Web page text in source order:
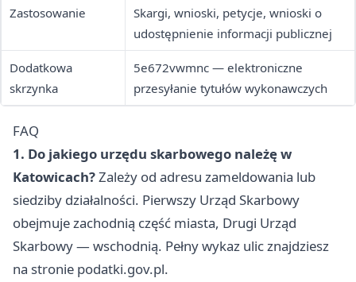
Zastosowanie
Skargi, wnioski, petycje, wnioski o
udostępnienie informacji publicznej
Dodatkowa
skrzynka
5e672vwmnc — elektroniczne
przesyłanie tytułów wykonawczych
FAQ
1. Do jakiego urzędu skarbowego należę w
Katowicach?Zależy od adresu zameldowania lub
siedziby działalności. Pierwszy Urząd Skarbowy
obejmuje zachodnią część miasta, Drugi Urząd
Skarbowy — wschodnią. Pełny wykaz ulic znajdziesz
na stronie podatki.gov.pl.